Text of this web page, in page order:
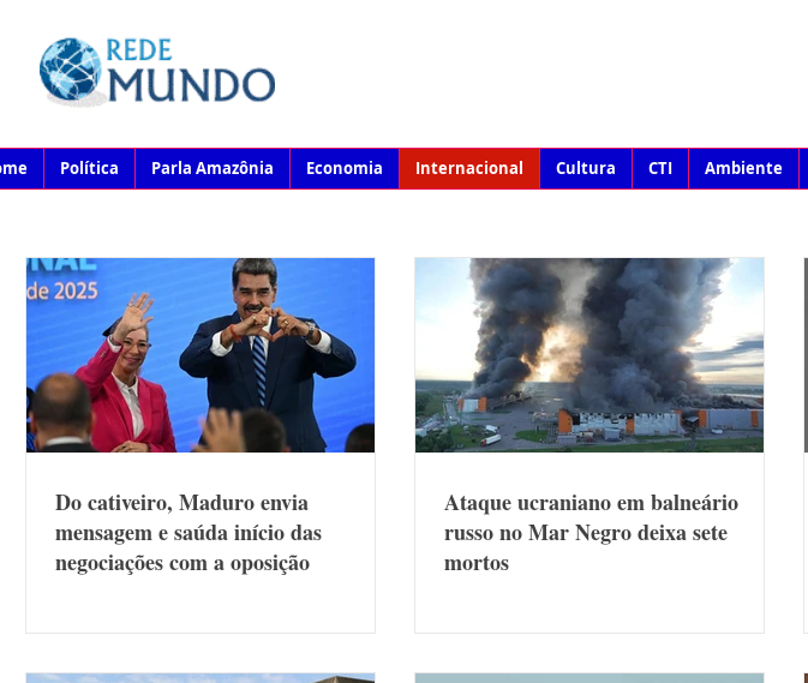
Política Parla Amazônia Economia Internacional Cultura CTI Ambiente
Do cativeiro, Maduro envia
mensagem e saúda início das
negociações com a oposição
Ataque ucraniano em balneário
russo no Mar Negro deixa sete
mortos